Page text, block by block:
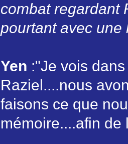
combat regardant
pourtant avec une
Yen :"Je vois
Raziel....nous
faisons ce que
mémoire....afin de